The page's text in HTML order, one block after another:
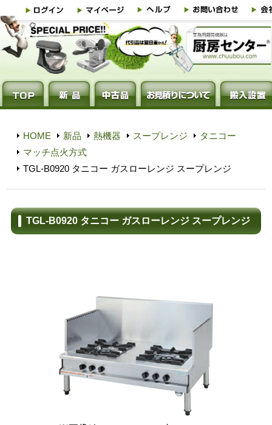
HOME 新品 熱機器 スープレンジ
タニコー
マッチ点火方式
TGL-B0920 タニコー ガスローレンジ スープレンジ
TGL-B0920 タニコー ガスローレンジ スープレンジ